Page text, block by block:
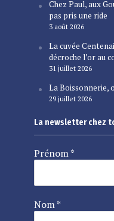
Chez Paul, aux
pas pris une ride
3 août 2026
La cuvée
décroche l’or au
31 juillet 2026
La Boissonnerie,
29 juillet 2026
La newsletter chez
Prénom*
Nom*